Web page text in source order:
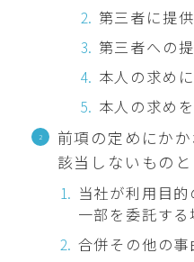
第三者に提
第三者への
本人の求め
本人の求め
前項の定めにか
該当しないものと
当社が利用目
一部を委託する
合併その他の